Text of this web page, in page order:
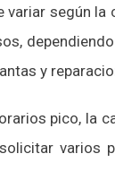
variar según
y
pico, la
varios